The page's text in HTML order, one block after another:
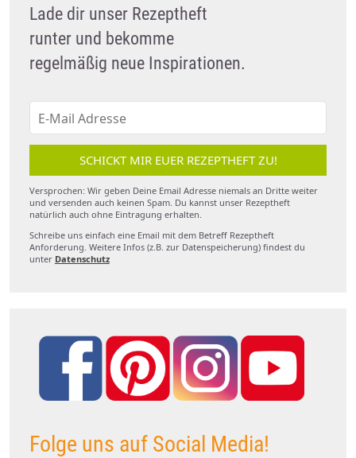
Lade dir unser Rezeptheft
runter und bekomme
regelmäßig neue Inspirationen.
SCHICKT MIR EUER REZEPTHEFT ZU!
Versprochen: Wir geben Deine Email Adresse niemals an Dritte weiter
und versenden auch keinen Spam. Du kannst unser Rezeptheft
natürlich auch ohne Eintragung erhalten.
Schreibe uns einfach eine Email mit dem Betreff Rezeptheft
Anforderung. Weitere Infos (z.B. zur Datenspeicherung) findest du
unter Datenschutz
Folge uns auf Social Media!